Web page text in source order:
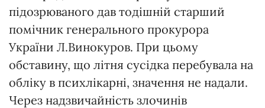
підозрюваного дав тодішній старший
помічник генерального прокурора
України Л.Винокуров. При цьому
обставину, що літня сусідка перебувала на
обліку в психлікарні, значення не надали.
Через надзвичайність злочинів